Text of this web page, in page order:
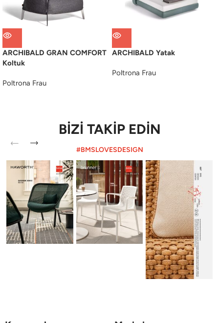
ARCHIBALD GRAN COMFORT
Koltuk
Poltrona Frau
ARCHIBALD Yatak
Poltrona Frau
BİZİ TAKİP EDİN
#BMSLOVESDESIGN